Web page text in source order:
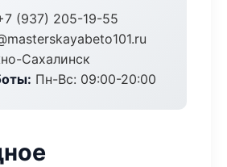
(937) 205-19-55
Сахалинск
Пн-Вс: 09:00-20:00